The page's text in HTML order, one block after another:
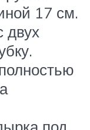
17 см.
двух